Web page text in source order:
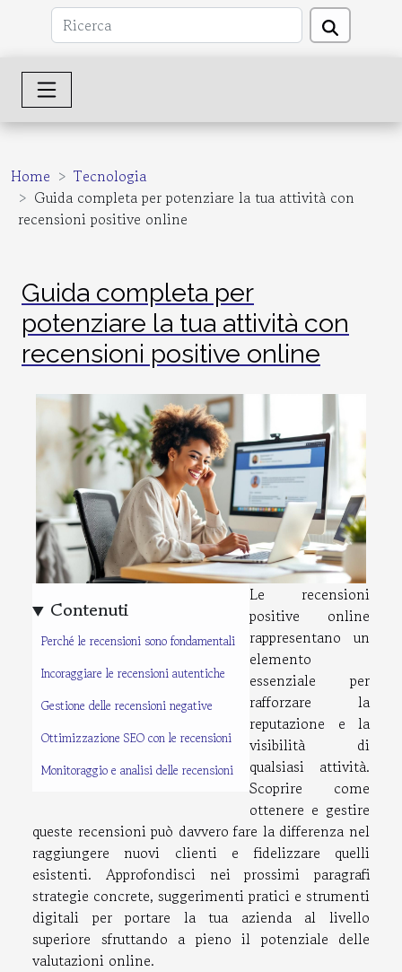
Home
Tecnologia
Guida completa per potenziare la tua attività con
recensioni positive online
Guida completa per
potenziare la tua attività con
recensioni positive online
Contenuti
Perché le recensioni sono fondamentali
Incoraggiare le recensioni autentiche
Gestione delle recensioni negative
Ottimizzazione SEO con le recensioni
Monitoraggio e analisi delle recensioni
Le recensioni
positive online
rappresentano un
elemento
essenziale per
rafforzare la
reputazione e la
visibilità di
qualsiasi attività.
Scoprire come
ottenere e gestire
queste recensioni può davvero fare la differenza nel
raggiungere nuovi clienti e fidelizzare quelli
esistenti. Approfondisci nei prossimi paragrafi
strategie concrete, suggerimenti pratici e strumenti
digitali per portare la tua azienda al livello
superiore sfruttando a pieno il potenziale delle
valutazioni online.